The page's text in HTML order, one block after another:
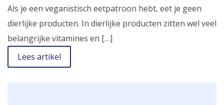
Als je een veganistisch eetpatroon hebt, eet je geen
dierlijke producten. In dierlijke producten zitten wel veel
belangrijke vitamines en […]
Lees artikel